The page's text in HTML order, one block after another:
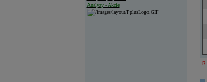
Analýzy - Akcie
R